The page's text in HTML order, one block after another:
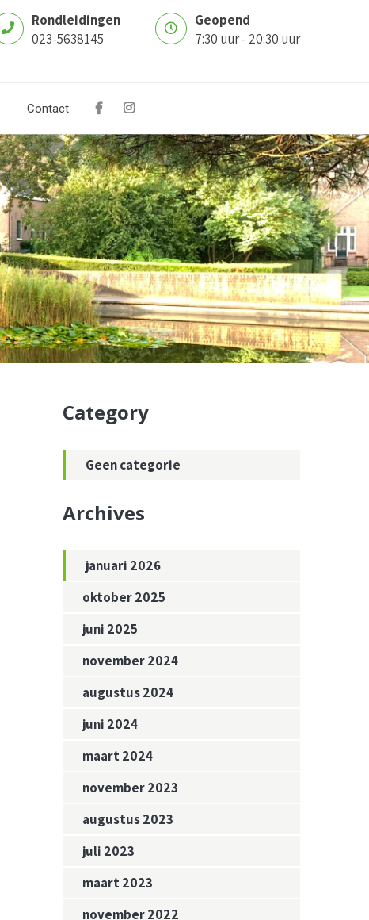
Rondleidingen
023-5638145
Geopend
7:30 uur - 20:30 uur
Contact
Category
Geen categorie
Archives
januari 2026
oktober 2025
juni 2025
november 2024
augustus 2024
juni 2024
maart 2024
november 2023
augustus 2023
juli 2023
maart 2023
november 2022